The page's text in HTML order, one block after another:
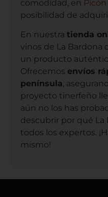
comodidad, en Picón
posibilidad de
En nuestra tienda
vinos de La Bardona
un producto
Ofrecemos envíos
península,
proyecto tinerfeño
aún no los has
descubrir por qué La
todos los expertos.
mismo!